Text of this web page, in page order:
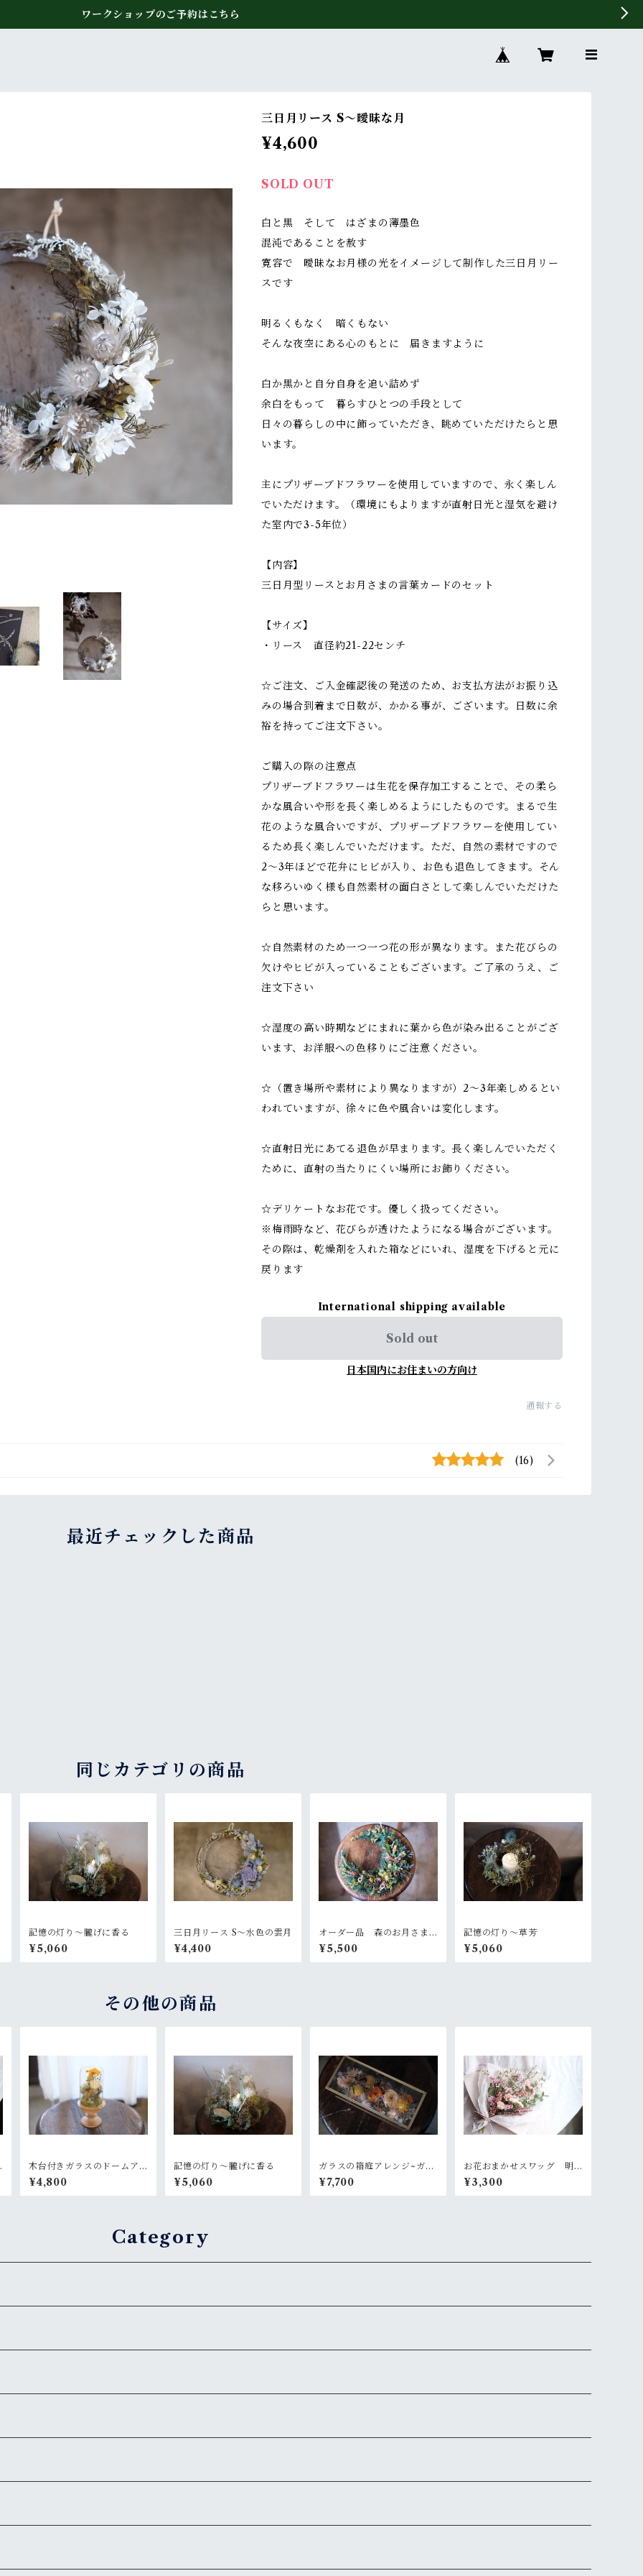
ワークショップのご予約はこちら
三日月リース S〜曖昧な月
¥4,600
SOLD OUT
白と黒 そして はざまの薄墨色
混沌であることを赦す
寛容で 曖昧なお月様の光をイメージして制作した三日月リー
スです
明るくもなく 暗くもない
そんな夜空にある心のもとに 届きますように
白か黒かと自分自身を追い詰めず
余白をもって 暮らすひとつの手段として
日々の暮らしの中に飾っていただき、眺めていただけたらと思
います。
主にプリザーブドフラワーを使用していますので、永く楽しん
でいただけます。（環境にもよりますが直射日光と湿気を避け
た室内で3-5年位）
【内容】
三日月型リースとお月さまの言葉カードのセット
【サイズ】
・リース 直径約21-22センチ
☆ご注文、ご入金確認後の発送のため、お支払方法がお振り込
みの場合到着まで日数が、かかる事が、ございます。日数に余
裕を持ってご注文下さい。
ご購入の際の注意点
プリザーブドフラワーは生花を保存加工することで、その柔ら
かな風合いや形を長く楽しめるようにしたものです。まるで生
花のような風合いですが、プリザーブドフラワーを使用してい
るため長く楽しんでいただけます。ただ、自然の素材ですので
2～3年ほどで花弁にヒビが入り、お色も退色してきます。そん
な移ろいゆく様も自然素材の面白さとして楽しんでいただけた
らと思います。
☆自然素材のため一つ一つ花の形が異なります。また花びらの
欠けやヒビが入っていることもございます。ご了承のうえ、ご
注文下さい
☆湿度の高い時期などにまれに葉から色が染み出ることがござ
います、お洋服への色移りにご注意ください。
☆（置き場所や素材により異なりますが）2～3年楽しめるとい
われていますが、徐々に色や風合いは変化します。
☆直射日光にあてる退色が早まります。長く楽しんでいただく
ために、直射の当たりにくい場所にお飾りください。
☆デリケートなお花です。優しく扱ってください。
※梅雨時など、花びらが透けたようになる場合がございます。
その際は、乾燥剤を入れた箱などにいれ、湿度を下げると元に
戻ります
International shipping available
Sold out
日本国内にお住まいの方向け
通報する
(16)
最近チェックした商品
同じカテゴリの商品
記憶の灯り〜朧げに香る
¥5,060
三日月リース S〜水色の雲月
¥4,400
オーダー品 森のお月さま
リース
¥5,500
記憶の灯り〜草芳
¥5,060
その他の商品
木台付きガラスのドームア
レンジ~菜花のような黄色
¥4,800
記憶の灯り〜朧げに香る
¥5,060
ガラスの箱庭アレンジ~ガー
デンオレンジ
¥7,700
お花おまかせスワッグ 明
るいピンク系
¥3,300
Category